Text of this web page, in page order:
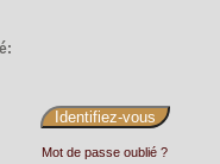
Mot de passe oublié ?